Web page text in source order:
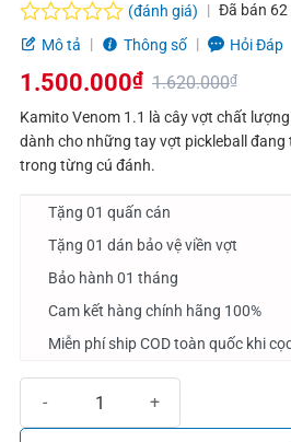
Được
hạng
5
sao
(đánh giá) Đã bán 62
Mô tả
Thông số Hỏi Đáp
1.620.000₫
Giá
gốc
1.620.000₫.
1.500.000₫
Giá
hiện
1.500.000₫.
Kamito Venom 1.1 là cây vợt chất
dành cho những tay vợt pickleball
trong từng cú đánh.
Tặng 01 quấn cán
Tặng 01 dán bảo vệ viền vợt
Bảo hành 01 tháng
Cam kết hàng chính hãng 100%
Miễn phí ship COD toàn quốc khi